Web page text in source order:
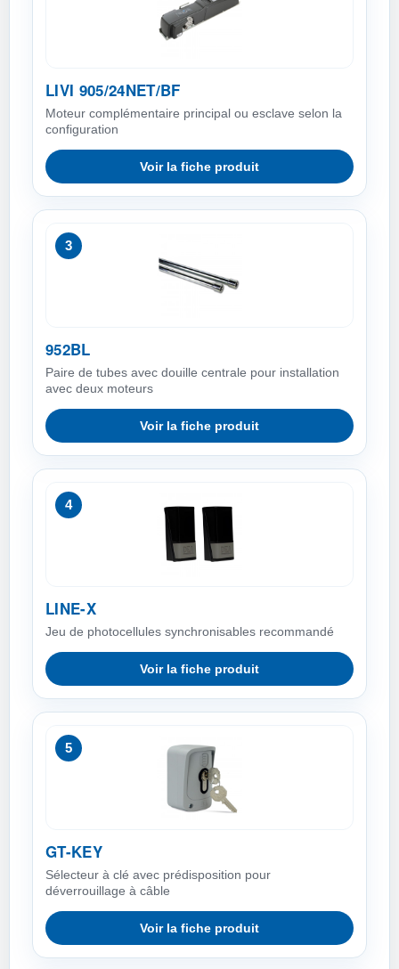
LIVI 905/24NET/BF
Moteur complémentaire principal ou esclave selon la
configuration
Voir la fiche produit
3
952BL
Paire de tubes avec douille centrale pour installation
avec deux moteurs
Voir la fiche produit
4
LINE-X
Jeu de photocellules synchronisables recommandé
Voir la fiche produit
5
GT-KEY
Sélecteur à clé avec prédisposition pour
déverrouillage à câble
Voir la fiche produit